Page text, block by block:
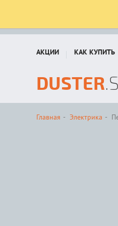
АКЦИИ КАК КУПИТЬ
DUSTER
Главная Электрика